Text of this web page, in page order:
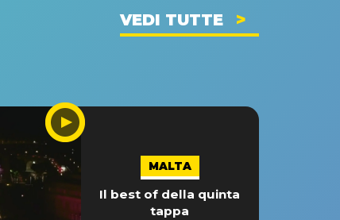
VEDI TUTTE
MALTA
Il best of della quinta
tappa